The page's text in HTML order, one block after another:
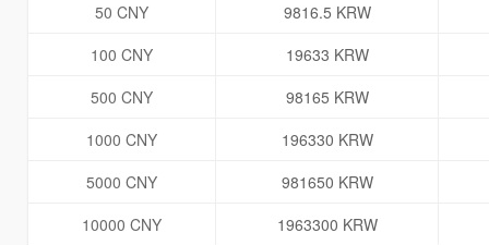
50 CNY
9816.5 KRW
100 CNY
19633 KRW
500 CNY
98165 KRW
1000 CNY
196330 KRW
5000 CNY
981650 KRW
10000 CNY
1963300 KRW